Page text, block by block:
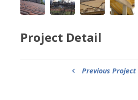
Project Detail
Previous Project